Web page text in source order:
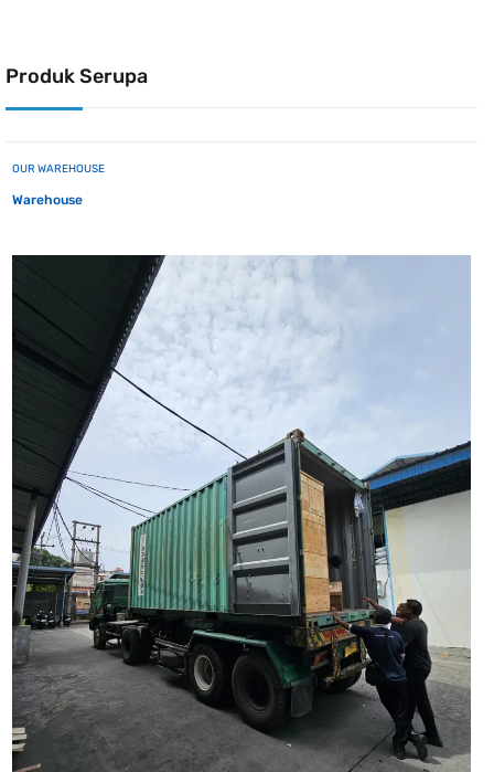
Produk Serupa
OUR WAREHOUSE
Warehouse